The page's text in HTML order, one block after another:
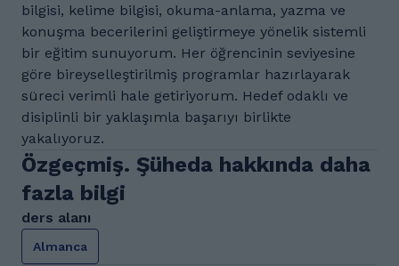
bilgisi, kelime bilgisi, okuma-anlama, yazma ve
konuşma becerilerini geliştirmeye yönelik sistemli
bir eğitim sunuyorum. Her öğrencinin seviyesine
göre bireyselleştirilmiş programlar hazırlayarak
süreci verimli hale getiriyorum. Hedef odaklı ve
disiplinli bir yaklaşımla başarıyı birlikte
yakalıyoruz.
Özgeçmiş. Şüheda hakkında daha
fazla bilgi
ders alanı
Almanca